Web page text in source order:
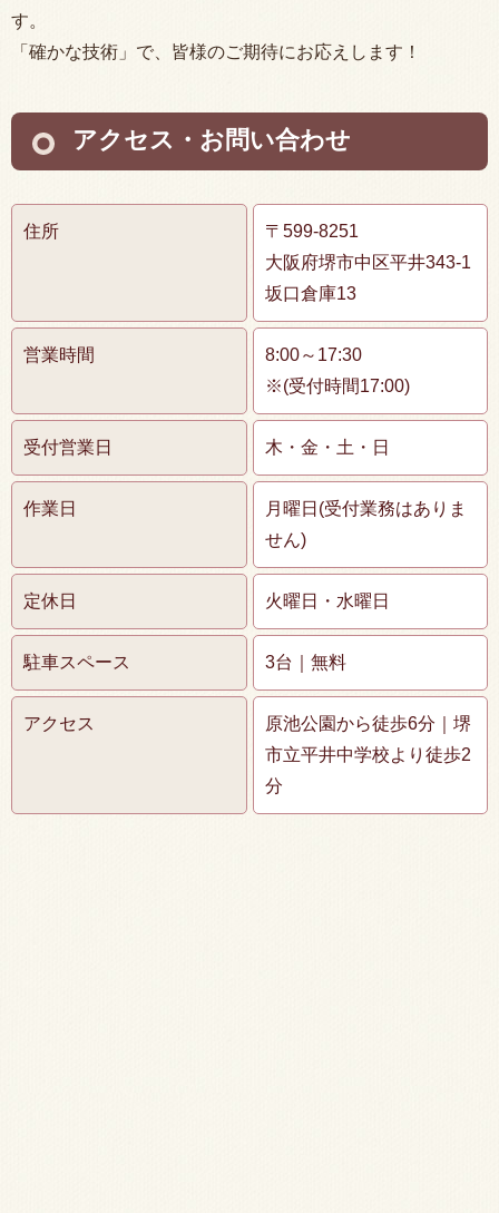
す。
「確かな技術」で、皆様のご期待にお応えします！
アクセス・お問い合わせ
住所
〒599-8251
大阪府堺市中区平井343-1
坂口倉庫13
営業時間
8:00～17:30
※(受付時間17:00)
受付営業日 木・金・土・日
作業日
月曜日(受付業務はありま
せん)
定休日 火曜日・水曜日
駐車スペース 3台｜無料
アクセス
原池公園から徒歩6分｜堺
市立平井中学校より徒歩2
分